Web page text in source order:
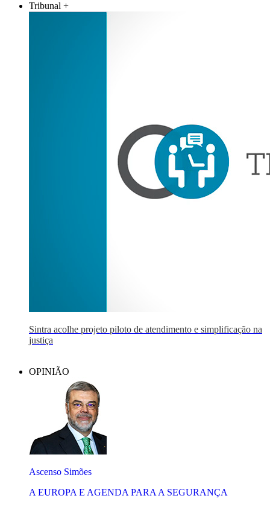
Tribunal +
Sintra acolhe projeto piloto de atendimento e simplificação na
justiça
OPINIÃO
Ascenso Simões
A EUROPA E AGENDA PARA A SEGURANÇA